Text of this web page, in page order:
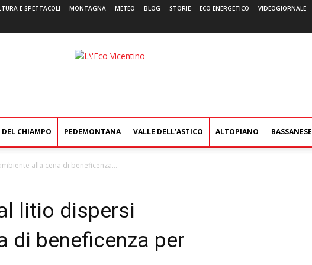
E SPETTACOLI MONTAGNA METEO BLOG STORIE ECO ENERGETICO VIDEOGIORNALE
L'Eco
DEL CHIAMPO PEDEMONTANA VALLE DELL’ASTICO ALTOPIANO BASSANESE
alla cena di beneficenza...
litio dispersi
di beneficenza per